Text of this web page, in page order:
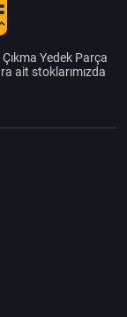
Yedek Parça
ait stoklarımızda